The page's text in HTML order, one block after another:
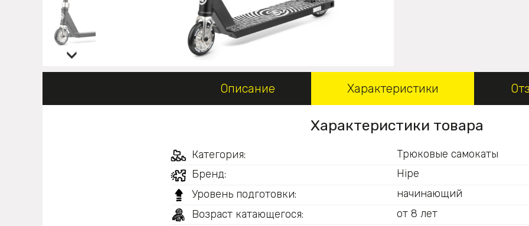
Описание Характеристики
Характеристики товара
Категория:
Трюковые самокаты
Бренд:
Hipe
Уровень подготовки:
начинающий
Возраст катающегося:
от 8 лет